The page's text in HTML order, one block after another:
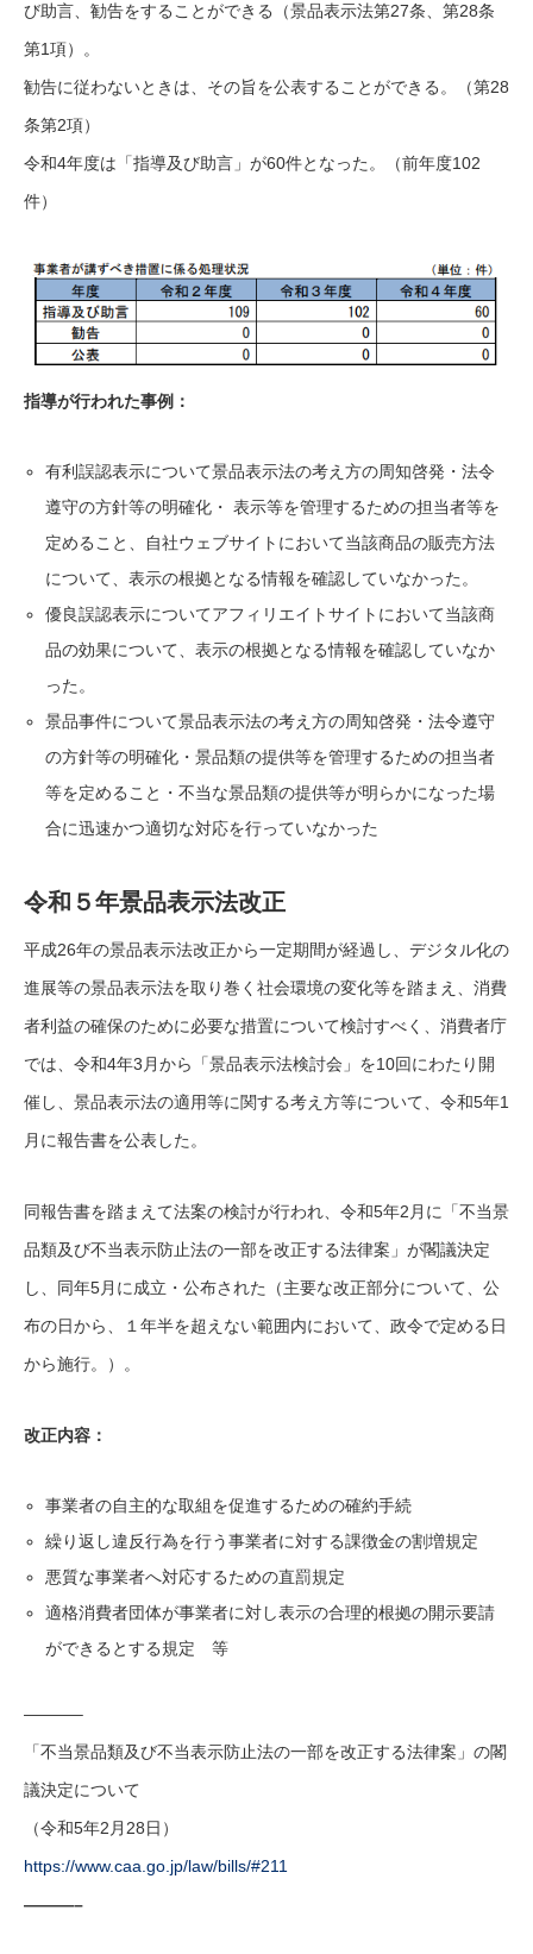
び助言、勧告をすることができる（景品表示法第27条、第28条
第1項）。
勧告に従わないときは、その旨を公表することができる。（第28
条第2項）
令和4年度は「指導及び助言」が60件となった。（前年度102
件）
指導が行われた事例：
有利誤認表示について景品表示法の考え方の周知啓発・法令
遵守の方針等の明確化・ 表示等を管理するための担当者等を
定めること、自社ウェブサイトにおいて当該商品の販売方法
について、表示の根拠となる情報を確認していなかった。
優良誤認表示についてアフィリエイトサイトにおいて当該商
品の効果について、表示の根拠となる情報を確認していなか
った。
景品事件について景品表示法の考え方の周知啓発・法令遵守
の方針等の明確化・景品類の提供等を管理するための担当者
等を定めること・不当な景品類の提供等が明らかになった場
合に迅速かつ適切な対応を行っていなかった
令和５年景品表示法改正
平成26年の景品表示法改正から一定期間が経過し、デジタル化の
進展等の景品表示法を取り巻く社会環境の変化等を踏まえ、消費
者利益の確保のために必要な措置について検討すべく、消費者庁
では、令和4年3月から「景品表示法検討会」を10回にわたり開
催し、景品表示法の適用等に関する考え方等について、令和5年1
月に報告書を公表した。
同報告書を踏まえて法案の検討が行われ、令和5年2月に「不当景
品類及び不当表示防止法の一部を改正する法律案」が閣議決定
し、同年5月に成立・公布された（主要な改正部分について、公
布の日から、１年半を超えない範囲内において、政令で定める日
から施行。）。
改正内容：
事業者の自主的な取組を促進するための確約手続
繰り返し違反行為を行う事業者に対する課徴金の割増規定
悪質な事業者へ対応するための直罰規定
適格消費者団体が事業者に対し表示の合理的根拠の開示要請
ができるとする規定 等
———–
「不当景品類及び不当表示防止法の一部を改正する法律案」の閣
議決定について
（令和5年2月28日）
https://www.caa.go.jp/law/bills/#211
———–